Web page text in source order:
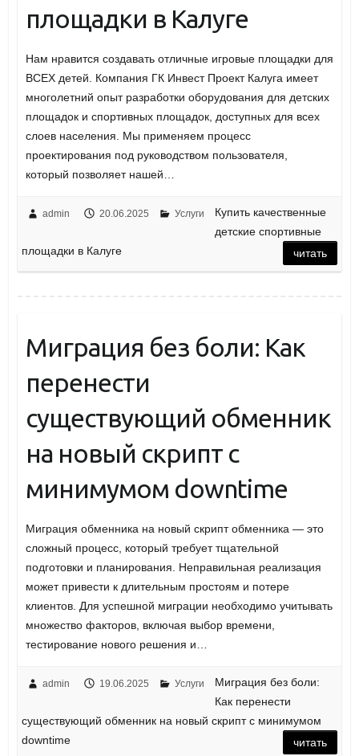
площадки в Калуге
Нам нравится создавать отличные игровые площадки для
ВСЕХ детей. Компания ГК Инвест Проект Калуга имеет
многолетний опыт разработки оборудования для детских
площадок и спортивных площадок, доступных для всех
слоев населения. Мы применяем процесс
проектирования под руководством пользователя,
который позволяет нашей…
admin 20.06.2025 Услуги
Купить качественные
детские спортивные
площадки в Калуге
читать
Миграция без боли: Как
перенести
существующий обменник
на новый скрипт с
минимумом downtime
Миграция обменника на новый скрипт обменника — это
сложный процесс, который требует тщательной
подготовки и планирования. Неправильная реализация
может привести к длительным простоям и потере
клиентов. Для успешной миграции необходимо учитывать
множество факторов, включая выбор времени,
тестирование нового решения и…
admin 19.06.2025 Услуги
Миграция без боли:
Как перенести
существующий обменник на новый скрипт с минимумом
downtime
читать